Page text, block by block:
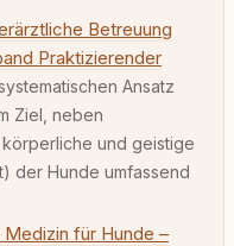
Betreuung
Praktizierender
Ansatz
Ziel, neben
und geistige
der Hunde umfassend
für Hunde –